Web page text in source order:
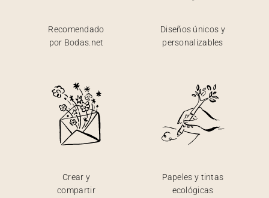
Recomendado
por Bodas.net
Diseños únicos y
personalizables
Crear y
compartir
Papeles y tintas
ecológicas